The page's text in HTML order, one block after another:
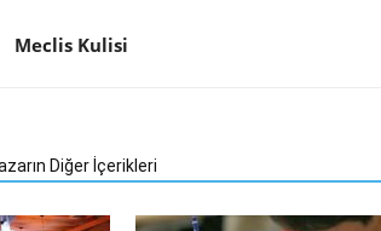
Meclis Kulisi
Diğer İçerikleri